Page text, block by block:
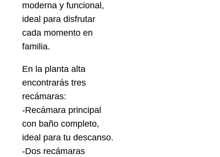
moderna y funcional,
ideal para disfrutar
cada momento en
familia.
En la planta alta
encontrarás tres
recámaras:
-Recámara principal
con baño completo,
ideal para tu descanso.
-Dos recámaras